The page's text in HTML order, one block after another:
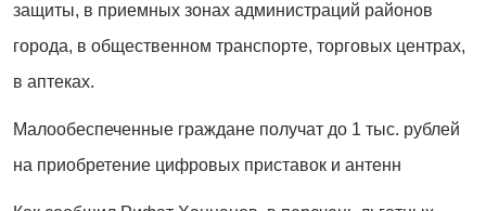
защиты, в приемных зонах администраций районов
города, в общественном транспорте, торговых центрах,
в аптеках.
Малообеспеченные граждане получат до 1 тыс. рублей
на приобретение цифровых приставок и антенн